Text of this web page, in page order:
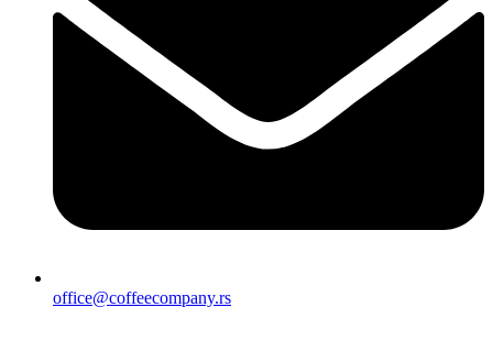
office@coffeecompany.rs